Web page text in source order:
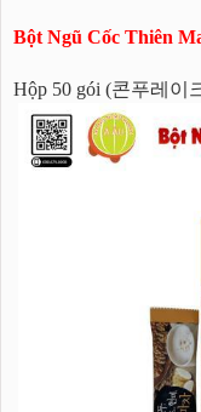
Bột Ngũ Cốc Thiên
Hộp 50 gói (콘푸레이